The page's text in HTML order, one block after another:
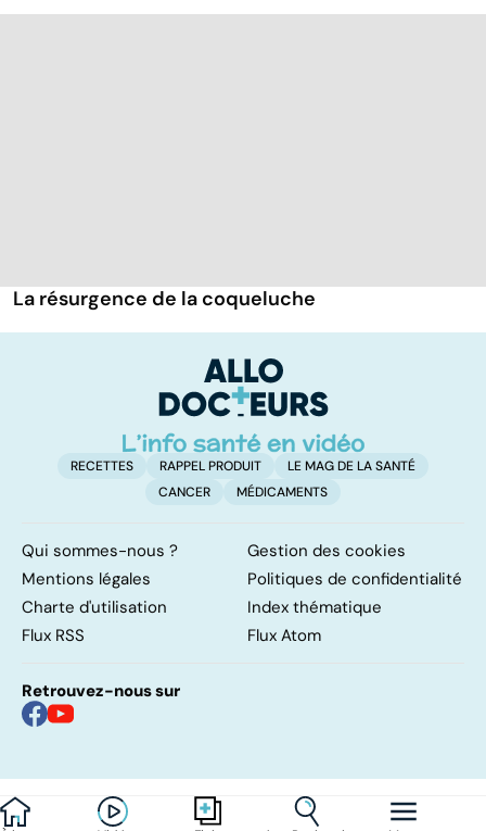
La résurgence de la coqueluche
RECETTES RAPPEL PRODUIT
LE MAG DE LA SANTÉ
CANCER
MÉDICAMENTS
Qui sommes-nous ?
Gestion des cookies
Mentions légales
Politiques de confidentialité
Charte d'utilisation
Index thématique
Flux RSS
Flux Atom
Retrouvez-nous sur